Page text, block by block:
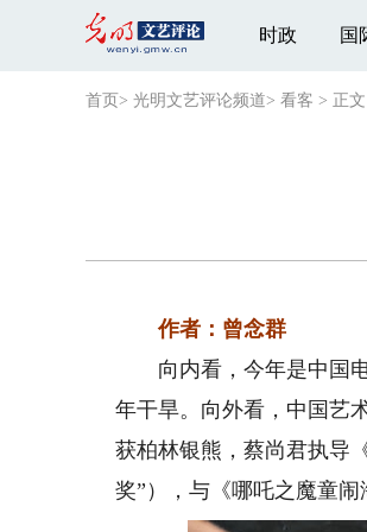
时政 国
首页 > 光明文艺评论频道> 看客 > 正文
作者：曾念群
向内看，今年是中国电
年干旱。向外看，中国艺
获柏林银熊，蔡尚君执导
奖”），与《哪吒之魔童